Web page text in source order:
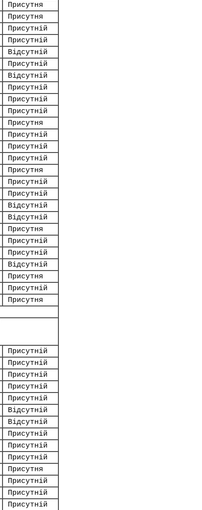
Присутня
Присутня
Присутній
Присутній
Відсутній
Присутній
Відсутній
Присутній
Присутній
Присутній
Присутня
Присутній
Присутній
Присутній
Присутня
Присутній
Присутній
Відсутній
Відсутній
Присутня
Присутній
Присутній
Відсутній
Присутня
Присутній
Присутня
Присутній
Присутній
Присутній
Присутній
Присутній
Відсутній
Відсутній
Присутній
Присутній
Присутній
Присутня
Присутній
Присутній
Присутній